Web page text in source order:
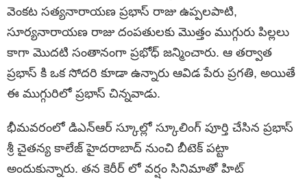
వెంకట సత్యనారాయణ ప్రభాస్ రాజు ఉప్పలపాటి,
సూర్యనారాయణ రాజు దంపతులకు మొత్తం ముగ్గురు పిల్లలు
కాగా మొదటి సంతానంగా ప్రభోధ్ జన్మించారు. ఆ తర్వాత
ప్రభాస్ కి ఒక సోదరి కూడా ఉన్నారు ఆవిడ పేరు ప్రగతి, అయితే
ఈ ముగ్గురిలో ప్రభాస్ చిన్నవాడు.
భీమవరంలో డిఎన్ఆర్ స్కూల్లో స్కూలింగ్ పూర్తి చేసిన ప్రభాస్
శ్రీ చైతన్య కాలేజ్ హైదరాబాద్ నుంచి బీటెక్ పట్టా
అందుకున్నారు. తన కెరీర్ లో వర్షం సినిమాతో హిట్